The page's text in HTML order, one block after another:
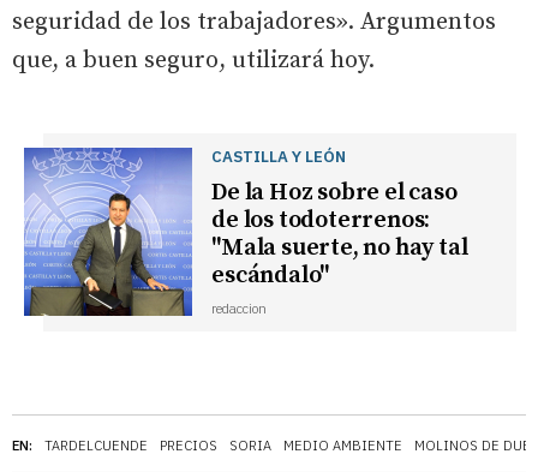
EN: TARDELCUENDE PRECIOS SORIA MEDIO AMBIENTE MOLINOS DE
seguridad de los trabajadores». Argumentos
que, a buen seguro, utilizará hoy.
CASTILLA Y LEÓN
De la Hoz sobre el caso
de los todoterrenos:
"Mala suerte, no hay tal
escándalo"
redaccion